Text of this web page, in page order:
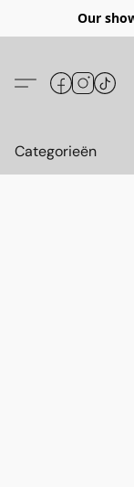
Our
Categorieën